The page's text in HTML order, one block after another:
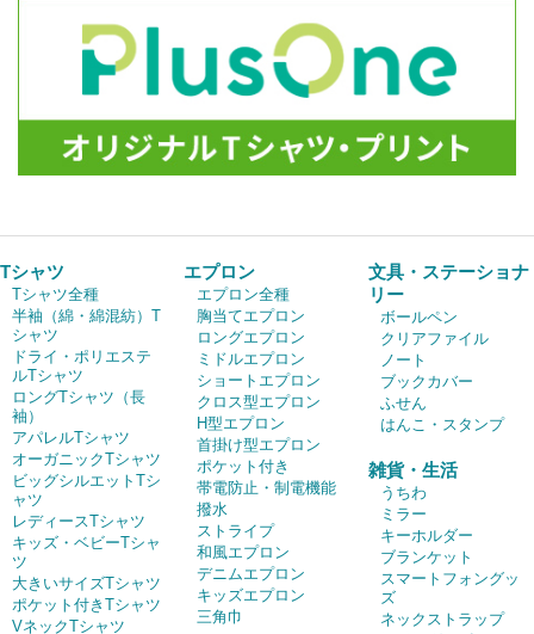
Tシャツ
Tシャツ全種
半袖（綿・綿混紡）T
シャツ
ドライ・ポリエステ
ルTシャツ
ロングTシャツ（長
袖）
アパレルTシャツ
オーガニックTシャツ
ビッグシルエットTシ
ャツ
レディースTシャツ
キッズ・ベビーTシャ
ツ
大きいサイズTシャツ
ポケット付きTシャツ
VネックTシャツ
エプロン
エプロン全種
胸当てエプロン
ロングエプロン
ミドルエプロン
ショートエプロン
クロス型エプロン
H型エプロン
首掛け型エプロン
ポケット付き
帯電防止・制電機能
撥水
ストライプ
和風エプロン
デニムエプロン
キッズエプロン
三角巾
文具・ステーショナ
リー
ボールペン
クリアファイル
ノート
ブックカバー
ふせん
はんこ・スタンプ
雑貨・生活
うちわ
ミラー
キーホルダー
ブランケット
スマートフォングッ
ズ
ネックストラップ